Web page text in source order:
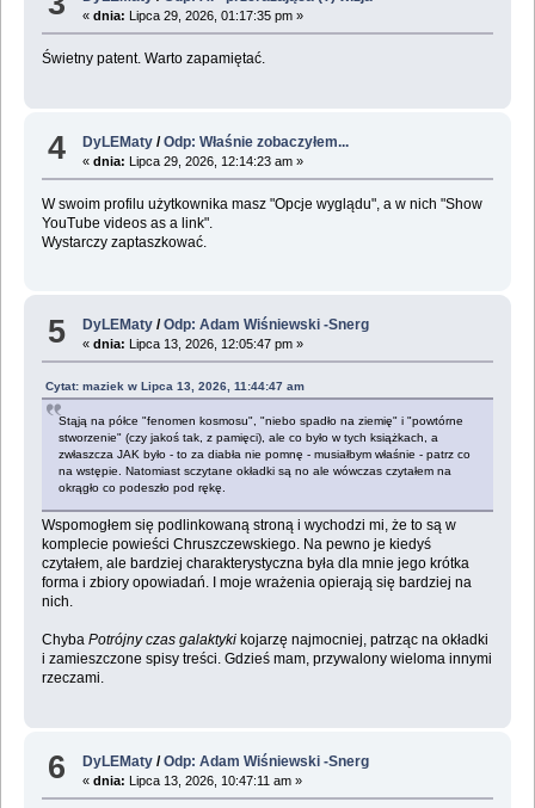
«dnia: Lipca 29, 2026, 01:17:35 pm »
Świetny patent. Warto zapamiętać.
4 DyLEMaty /Odp: Właśnie zobaczyłem...
«dnia: Lipca 29, 2026, 12:14:23 am »
W swoim profilu użytkownika masz "Opcje wyglądu", a w nich "Show
YouTube videos as a link".
Wystarczy zaptaszkować.
5 DyLEMaty /Odp: Adam Wiśniewski -Snerg
«dnia: Lipca 13, 2026, 12:05:47 pm »
Cytat: maziek w Lipca 13, 2026, 11:44:47 am
Stąją na półce "fenomen kosmosu", "niebo spadło na ziemię" i "powtórne
stworzenie" (czy jakoś tak, z pamięci), ale co było w tych książkach, a
zwłaszcza JAK było - to za diabła nie pomnę - musiałbym właśnie - patrz co
na wstępie. Natomiast sczytane okładki są no ale wówczas czytałem na
okrągło co podeszło pod rękę.
Wspomogłem się podlinkowaną stroną i wychodzi mi, że to są w
komplecie powieści Chruszczewskiego. Na pewno je kiedyś
czytałem, ale bardziej charakterystyczna była dla mnie jego krótka
forma i zbiory opowiadań. I moje wrażenia opierają się bardziej na
nich.
Chyba Potrójny czas galaktykikojarzę najmocniej, patrząc na okładki
i zamieszczone spisy treści. Gdzieś mam, przywalony wieloma innymi
rzeczami.
6 DyLEMaty /Odp: Adam Wiśniewski -Snerg
«dnia: Lipca 13, 2026, 10:47:11 am »